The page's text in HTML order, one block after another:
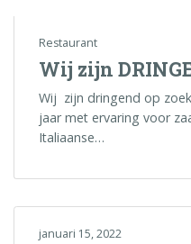
Restaurant
Wij zijn
Wij zijn dringend op
jaar met ervaring voor
Italiaanse…
januari 15, 2022